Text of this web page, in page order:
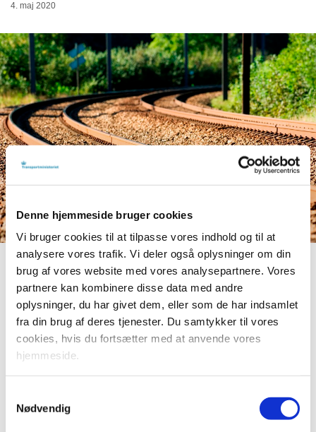
Denne hjemmeside bruger cookies
Vi bruger cookies til at tilpasse vores indhold og til at
analysere vores trafik. Vi deler også oplysninger om din
brug af vores website med vores analysepartnere. Vores
partnere kan kombinere disse data med andre
oplysninger, du har givet dem, eller som de har indsamlet
fra din brug af deres tjenester. Du samtykker til vores
cookies, hvis du fortsætter med at anvende vores
hjemmeside.
Nødvendig
4. maj 2020
Markedsundersøgelsen har vist, at et forsøg med batteritog
tidligst vil kunne gennemføres i 2022 og ikke i sidste del af
2020 og første halvdel af 2021, som oprindeligt forudsat
baseret på indikationer fra leverandørmarkedet. Dette
ikke har ledige batteritog til afprøvning på kort sigt og at der